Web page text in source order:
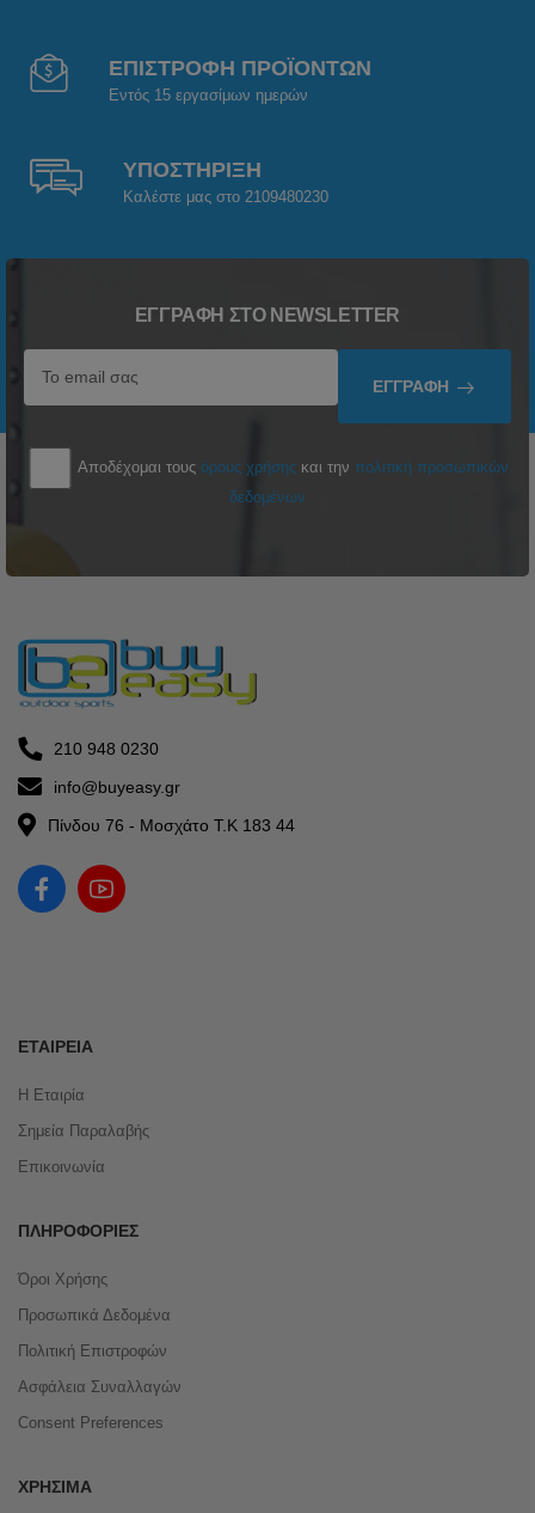
ΕΠΙΣΤΡΟΦΗ ΠΡΟΪΟΝΤΩΝ
Εντός 15 εργασίμων ημερών
ΥΠΟΣΤΗΡΙΞΗ
Καλέστε μας στο 2109480230
ΕΓΓΡΑΦΉ ΣΤΟ NEWSLETTER
ΕΓΓΡΑΦΉ
Αποδέχομαι τους όρους χρήσης και την πολιτική προσωπικών
δεδομένων
210 948 0230
info@buyeasy.gr
Πίνδου 76 - Μοσχάτο Τ.Κ 183 44
ΕΤΑΙΡΕΊΑ
Η Εταιρία
Σημεία Παραλαβής
Επικοινωνία
ΠΛΗΡΟΦΟΡΊΕΣ
Όροι Χρήσης
Προσωπικά Δεδομένα
Πολιτική Επιστροφών
Ασφάλεια Συναλλαγών
Consent Preferences
ΧΡΉΣΙΜΑ